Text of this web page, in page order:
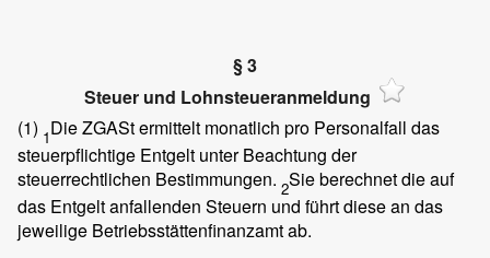
§ 3
Steuer und Lohnsteueranmeldung
(1) 1Die ZGASt ermittelt monatlich pro Personalfall das
steuerpflichtige Entgelt unter Beachtung der
steuerrechtlichen Bestimmungen. 2Sie berechnet die auf
das Entgelt anfallenden Steuern und führt diese an das
jeweilige Betriebsstättenfinanzamt ab.